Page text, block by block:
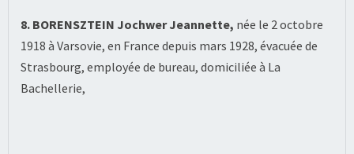
8. BORENSZTEIN Jochwer Jeannette, née le 2 octobre
1918 à Varsovie, en France depuis mars 1928, évacuée de
Strasbourg, employée de bureau, domiciliée à La
Bachellerie,